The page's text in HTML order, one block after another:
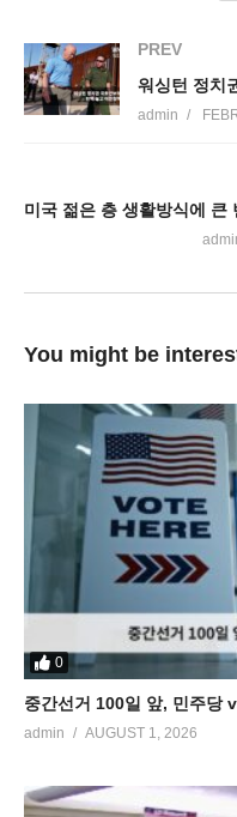
PREV
admin
You might be
0
중간선거 100일 앞, 민주당
admin AUGUST 1, 2026